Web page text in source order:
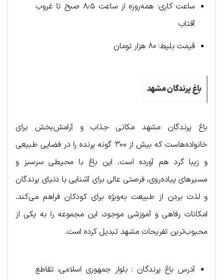
ساعت کاری: همه‌روزه از ساعت ۸٫۵ صبح تا غروب
آفتاب
قیمت بلیط: ۸۰ هزار تومان
باغ پرندگان مشهد
باغ پرندگان مشهد مکانی جذاب و آرامش‌بخش برای
خانواده‌هاست که بیش از ۳۰۰ گونه پرنده را در فضایی طبیعی
و زیبا گرد هم آورده است. این باغ با محیطی سرسبز و
مسیرهای پیاده‌روی، فرصتی عالی برای آشنایی با دنیای پرندگان
و لذت بردن از طبیعت به‌ویژه برای کودکان فراهم می‌کند.
امکانات رفاهی و آموزشی موجود، این مجموعه را به یکی از
محبوب‌ترین تفریحات مشهد تبدیل کرده است.
آدرس باغ پرندگان : بلوار جمهوری اسلامی، تقاطع